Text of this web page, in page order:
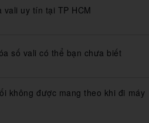
uy tín tại TP HCM
số vali có thể bạn chưa biết
không được mang theo khi đi máy